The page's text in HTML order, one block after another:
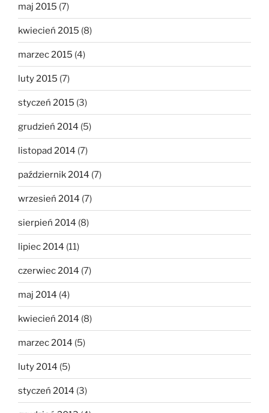
maj 2015 (7)
kwiecień 2015 (8)
marzec 2015 (4)
luty 2015 (7)
styczeń 2015 (3)
grudzień 2014 (5)
listopad 2014 (7)
październik 2014 (7)
wrzesień 2014 (7)
sierpień 2014 (8)
lipiec 2014 (11)
czerwiec 2014 (7)
maj 2014 (4)
kwiecień 2014 (8)
marzec 2014 (5)
luty 2014 (5)
styczeń 2014 (3)